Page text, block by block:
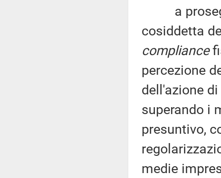
a
cosiddetta
compliance
percezione
dell'azione
superando i
presuntivo,
medie